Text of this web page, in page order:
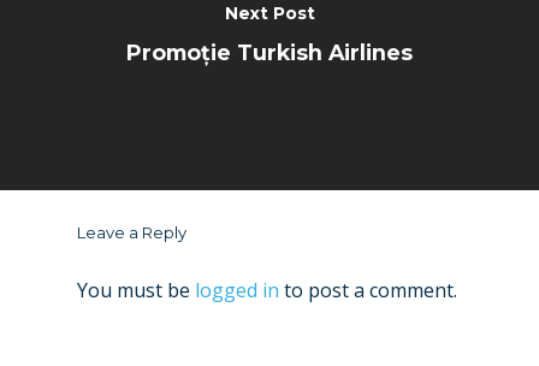
Next Post
Promoție Turkish Airlines
Leave a Reply
You must be logged in to post a comment.